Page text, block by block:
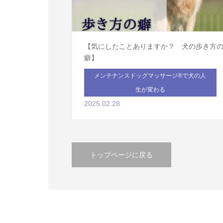
【気にしたことありますか？ 犬の歩き方の
癖】
メンテナンスドッグマッサージ®で犬の人
生が変わる
2025.02.28
トップページに戻る